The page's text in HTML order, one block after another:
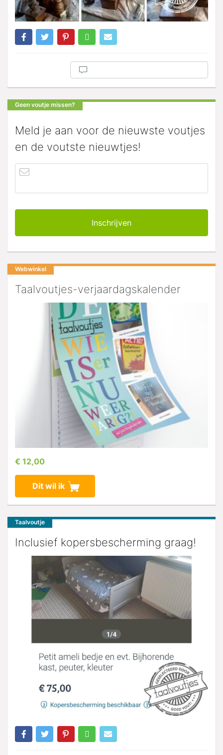
Geen voutje missen?
Meld je aan voor de nieuwste voutjes
en de voutste nieuwtjes!
Webwinkel
Taalvoutjes-verjaardagskalender
€ 12,00
Dit wil ik
Taalvoutje
Inclusief kopersbescherming graag!